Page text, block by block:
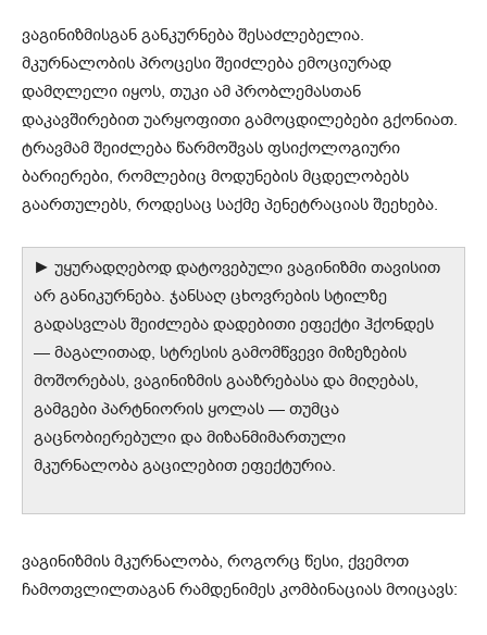
ვაგინიზმისგან განკურნება შესაძლებელია.
მკურნალობის პროცესი შეიძლება ემოციურად
დამღლელი იყოს, თუკი ამ პრობლემასთან
დაკავშირებით უარყოფითი გამოცდილებები გქონიათ.
ტრავმამ შეიძლება წარმოშვას ფსიქოლოგიური
ბარიერები, რომლებიც მოდუნების მცდელობებს
გაართულებს, როდესაც საქმე პენეტრაციას შეეხება.
► უყურადღებოდ დატოვებული ვაგინიზმი თავისით
არ განიკურნება. ჯანსაღ ცხოვრების სტილზე
გადასვლას შეიძლება დადებითი ეფექტი ჰქონდეს
— მაგალითად, სტრესის გამომწვევი მიზეზების
მოშორებას, ვაგინიზმის გააზრებასა და მიღებას,
გამგები პარტნიორის ყოლას — თუმცა
გაცნობიერებული და მიზანმიმართული
მკურნალობა გაცილებით ეფექტურია.
ვაგინიზმის მკურნალობა, როგორც წესი, ქვემოთ
ჩამოთვლილთაგან რამდენიმეს კომბინაციას მოიცავს: